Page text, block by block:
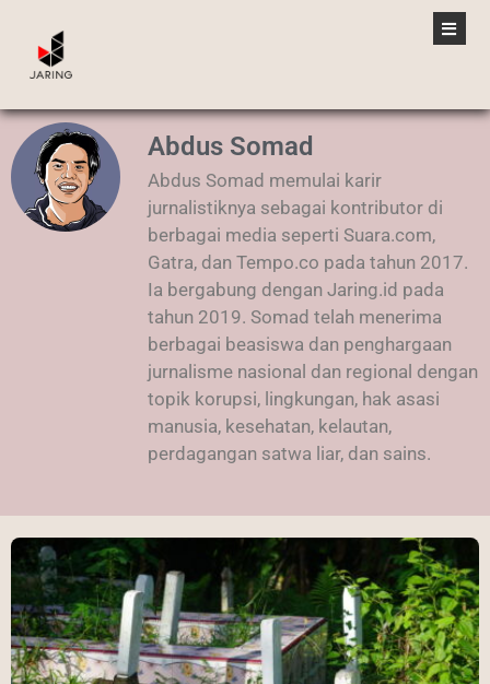
Abdus Somad
Abdus Somad memulai karir
jurnalistiknya sebagai kontributor di
berbagai media seperti Suara.com,
Gatra, dan Tempo.co pada tahun 2017.
Ia bergabung dengan Jaring.id pada
tahun 2019. Somad telah menerima
berbagai beasiswa dan penghargaan
jurnalisme nasional dan regional dengan
topik korupsi, lingkungan, hak asasi
manusia, kesehatan, kelautan,
perdagangan satwa liar, dan sains.